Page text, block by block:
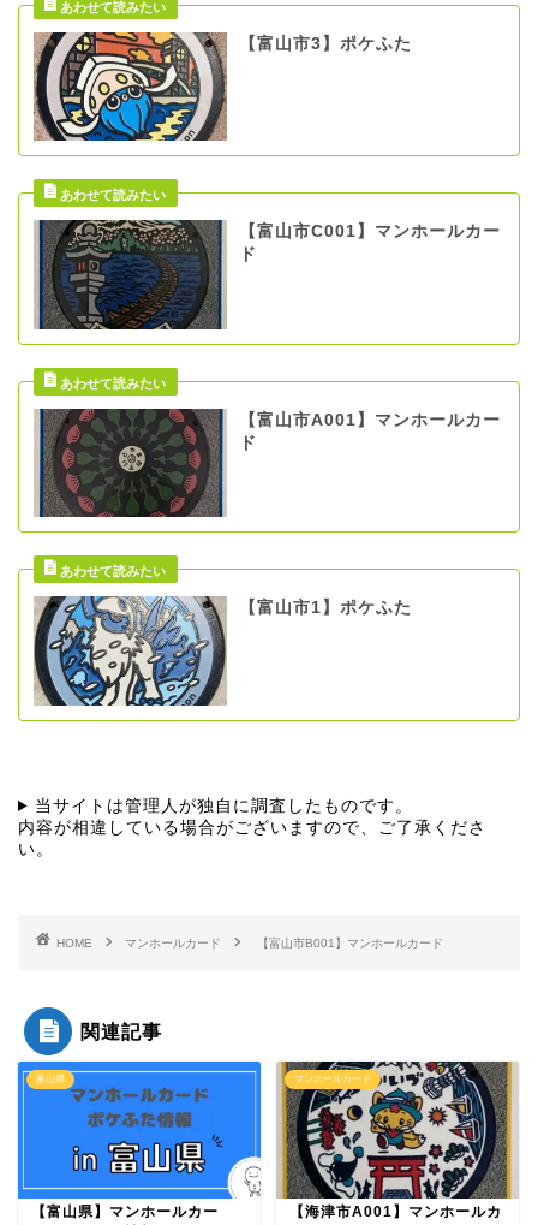
【富山市3】ポケふた
【富山市C001】マンホールカー
ド
【富山市A001】マンホールカー
ド
【富山市1】ポケふた
当サイトは管理人が独自に調査したものです。
内容が相違している場合がございますので、ご了承くださ
い。
HOME マンホールカード 【富山市B001】マンホールカード
関連記事
富山県
【富山県】マンホールカー
マンホールカード
【海津市A001】マンホールカ